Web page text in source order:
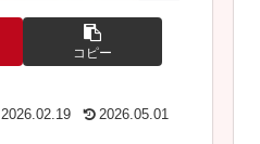
コピー
2026.02.19 2026.05.01